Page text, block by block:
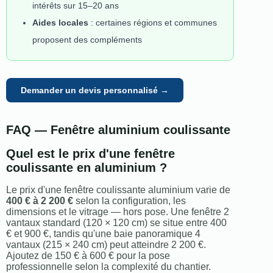
intérêts sur 15–20 ans
Aides locales : certaines régions et communes
proposent des compléments
Demander un devis personnalisé →
FAQ — Fenêtre aluminium coulissante
Quel est le prix d'une fenêtre
coulissante en aluminium ?
Le prix d'une fenêtre coulissante aluminium varie de
400 € à 2 200 € selon la configuration, les
dimensions et le vitrage — hors pose. Une fenêtre 2
vantaux standard (120 × 120 cm) se situe entre 400
€ et 900 €, tandis qu'une baie panoramique 4
vantaux (215 × 240 cm) peut atteindre 2 200 €.
Ajoutez de 150 € à 600 € pour la pose
professionnelle selon la complexité du chantier.